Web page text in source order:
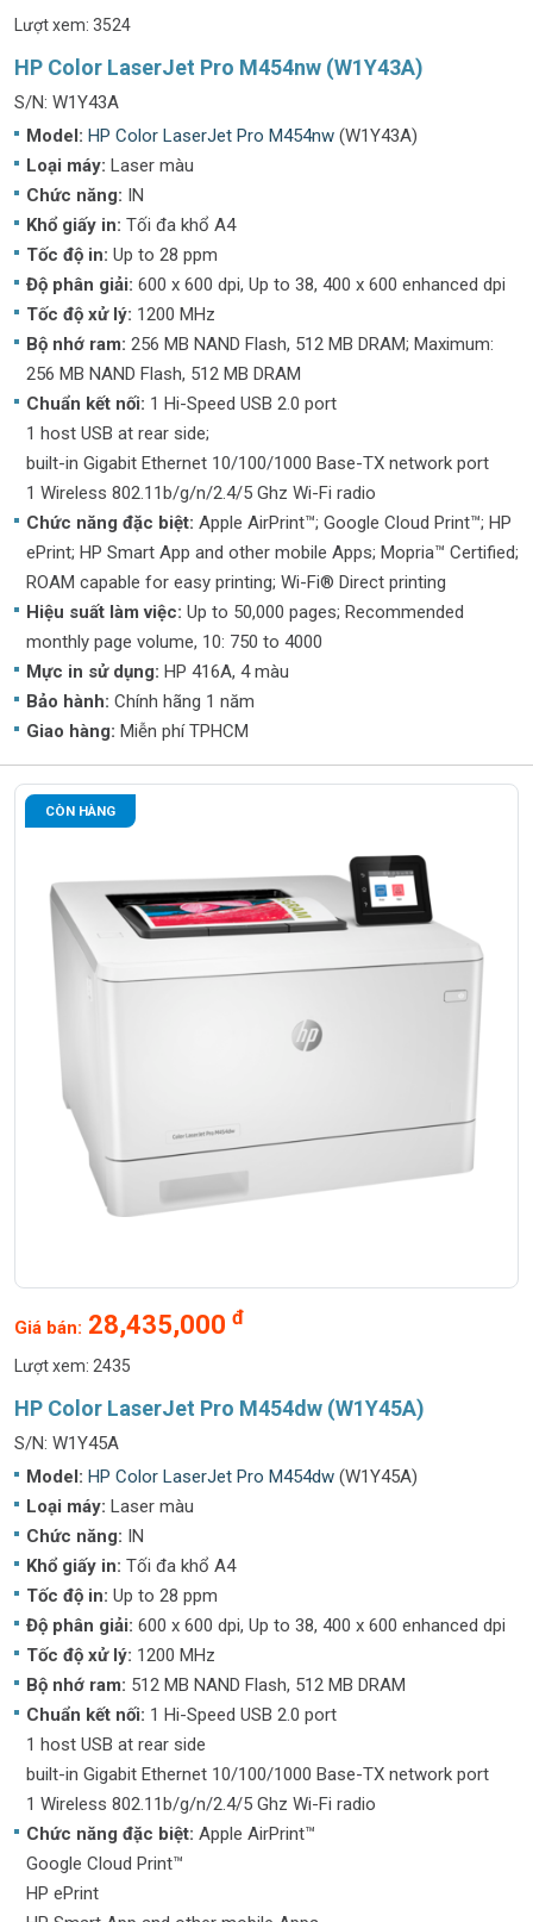
HP Color LaserJet Pro M454nw (W1Y43A)
S/N: W1Y43A
Model: HP Color LaserJet Pro M454nw (W1Y43A)
Loại máy: Laser màu
Chức năng: IN
Khổ giấy in: Tối đa khổ A4
Tốc độ in: Up to 28 ppm
Độ phân giải: 600 x 600 dpi, Up to 38, 400 x 600 enhanced dpi
Tốc độ xử lý: 1200 MHz
Bộ nhớ ram: 256 MB NAND Flash, 512 MB DRAM; Maximum:
256 MB NAND Flash, 512 MB DRAM
Chuẩn kết nối: 1 Hi-Speed USB 2.0 port
1 host USB at rear side;
built-in Gigabit Ethernet 10/100/1000 Base-TX network port
1 Wireless 802.11b/g/n/2.4/5 Ghz Wi-Fi radio
Chức năng đặc biệt: Apple AirPrint™; Google Cloud Print™; HP
ePrint; HP Smart App and other mobile Apps; Mopria™ Certified;
ROAM capable for easy printing; Wi-Fi® Direct printing
Hiệu suất làm việc: Up to 50,000 pages; Recommended
monthly page volume, 10: 750 to 4000
Mực in sử dụng: HP 416A, 4 màu
Bảo hành: Chính hãng 1 năm
Giao hàng: Miễn phí TPHCM
Lượt xem: 3524
CÒN HÀNG
HP Color LaserJet Pro M454dw (W1Y45A)
S/N: W1Y45A
Model: HP Color LaserJet Pro M454dw (W1Y45A)
Loại máy: Laser màu
Chức năng: IN
Khổ giấy in: Tối đa khổ A4
Tốc độ in: Up to 28 ppm
Độ phân giải: 600 x 600 dpi, Up to 38, 400 x 600 enhanced dpi
Tốc độ xử lý: 1200 MHz
Bộ nhớ ram: 512 MB NAND Flash, 512 MB DRAM
Chuẩn kết nối: 1 Hi-Speed USB 2.0 port
1 host USB at rear side
built-in Gigabit Ethernet 10/100/1000 Base-TX network port
1 Wireless 802.11b/g/n/2.4/5 Ghz Wi-Fi radio
Chức năng đặc biệt: Apple AirPrint™
Google Cloud Print™
HP ePrint
Giá bán: 28,435,000 đ
Lượt xem: 2435